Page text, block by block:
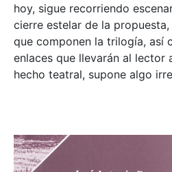
hoy, sigue recorriendo
cierre estelar de la
que componen la trilogía, así
enlaces que llevarán al lector
hecho teatral, supone algo